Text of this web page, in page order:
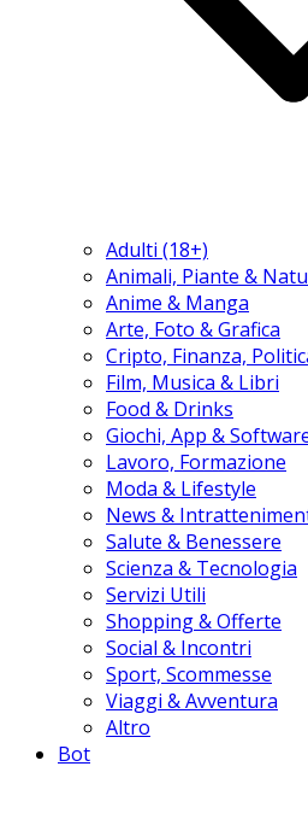
Adulti (18+)
Animali, Piante &
Anime & Manga
Arte, Foto & Grafica
Cripto, Finanza,
Film, Musica & Libri
Food & Drinks
Giochi, App &
Lavoro, Formazione
Moda & Lifestyle
News &
Salute & Benessere
Scienza & Tecnologia
Servizi Utili
Shopping & Offerte
Social & Incontri
Sport, Scommesse
Viaggi & Avventura
Altro
Bot